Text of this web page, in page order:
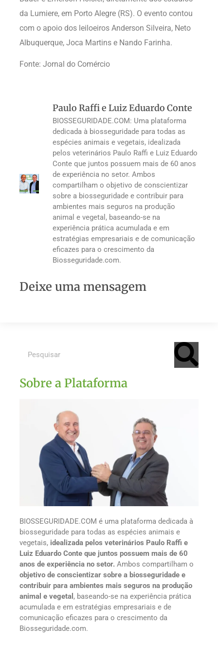
da Lumiere, em Porto Alegre (RS). O evento contou
com o apoio dos leiloeiros Anderson Silveira, Neto
Albuquerque, Joca Martins e Nando Farinha.
Fonte: Jornal do Comércio
Paulo Raffi e Luiz Eduardo Conte
BIOSSEGURIDADE.COM: Uma plataforma
dedicada à biosseguridade para todas as
espécies animais e vegetais, idealizada
pelos veterinários Paulo Raffi e Luiz Eduardo
Conte que juntos possuem mais de 60 anos
de experiência no setor. Ambos
compartilham o objetivo de conscientizar
sobre a biosseguridade e contribuir para
ambientes mais seguros na produção
animal e vegetal, baseando-se na
experiência prática acumulada e em
estratégias empresariais e de comunicação
eficazes para o crescimento da
Biosseguridade.com.
Deixe uma mensagem
Sobre a Plataforma
BIOSSEGURIDADE.COM é uma plataforma dedicada à
biosseguridade para todas as espécies animais e
vegetais, idealizada pelos veterinários Paulo Raffi e
Luiz Eduardo Conte que juntos possuem mais de 60
anos de experiência no setor. Ambos compartilham o
objetivo de conscientizar sobre a biosseguridade e
contribuir para ambientes mais seguros na produção
animal e vegetal , baseando-se na experiência prática
acumulada e em estratégias empresariais e de
comunicação eficazes para o crescimento da
Biosseguridade.com.